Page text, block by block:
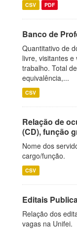
CSV PDF
Banco de
Quantitativo de
livre, visitantes
trabalho. Total
equivalência,...
CSV
Relação de
(CD), função
Nome dos
cargo/função.
CSV
Editais
Relação dos
vagas na Unifei.